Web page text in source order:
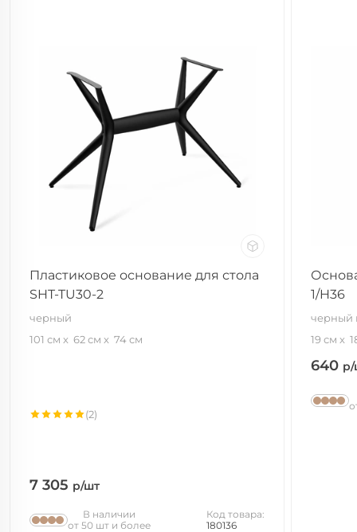
Пластиковое основание для стола
SHT-TU30-2
черный
101 см
62 см 74 см
7 305 р/шт
(2)
В наличии
от 50 шт и более
Код товара:
180136
1/H36
черный
19 см
640